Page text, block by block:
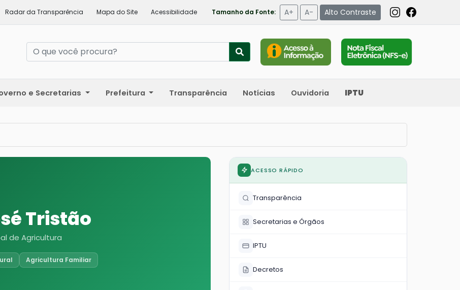
Radar da Transparência Mapa do Site Acessibilidade Tamanho da Fonte: A+ A- Alto Contraste
e Secretarias Prefeitura Transparência Notícias Ouvidoria IPTU
Tristão
de Agricultura
Agricultura Familiar
ACESSO RÁPIDO
Transparência
Secretarias e Órgãos
IPTU
Decretos